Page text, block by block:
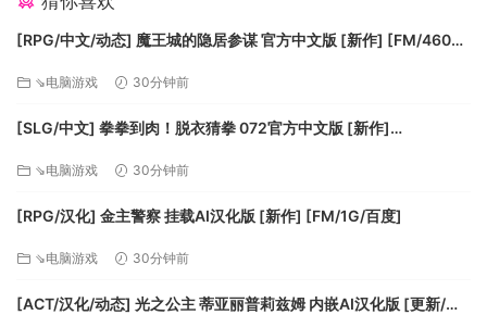
[RPG/中文/动态] 魔王城的隐居参谋 官方中文版 [新作] [FM/460M/
⇘电脑游戏 30分钟前
[SLG/中文] 拳拳到肉！脱衣猜拳 072官方中文版 [新作]
⇘电脑游戏 30分钟前
[RPG/汉化] 金主警察 挂载AI汉化版 [新作] [FM/1G/百度]
⇘电脑游戏 30分钟前
[ACT/汉化/动态] 光之公主 蒂亚丽普莉兹姆 内嵌AI汉化版 [更新/新